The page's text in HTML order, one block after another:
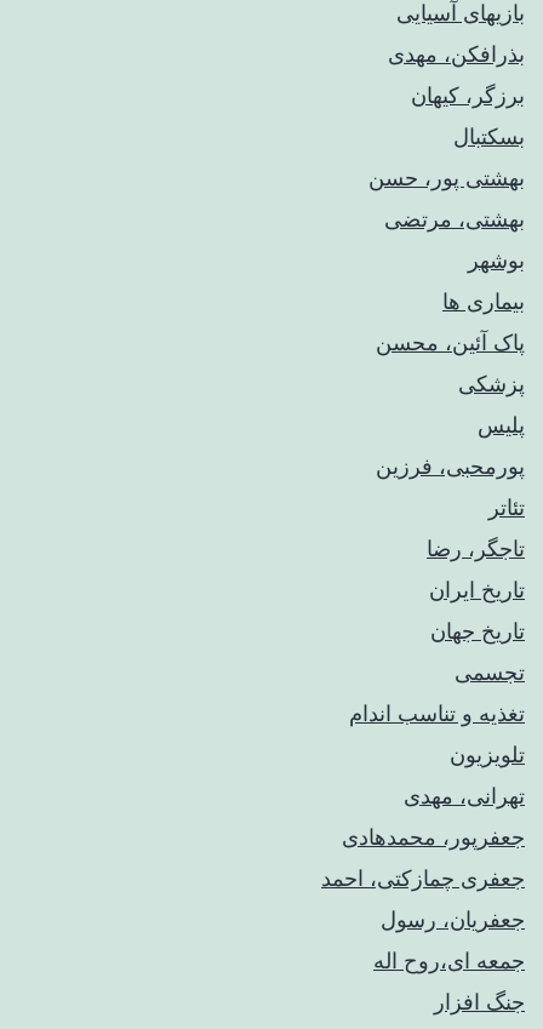
بازیهای آسیایی
بذرافکن، مهدی
برزگر، کیهان
بسکتبال
بهشتی پور، حسن
بهشتی، مرتضی
بوشهر
بیماری ها
پاک آئین، محسن
پزشکی
پلیس
پورمحبی، فرزین
تئاتر
تاجگر، رضا
تاریخ ایران
تاریخ جهان
تجسمی
تغذیه و تناسب اندام
تلویزیون
تهرانی، مهدی
جعفرپور، محمدهادی
جعفری چمازکتی، احمد
جعفریان، رسول
جمعه ای،روح اله
جنگ افزار